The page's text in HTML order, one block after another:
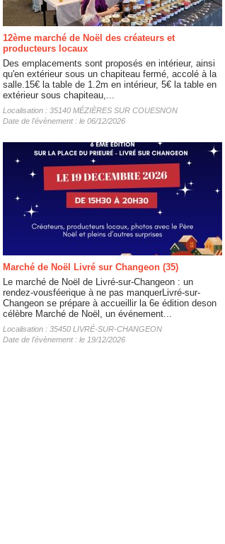
12ème marché de Noël des créateurs et
producteurs locaux
Des emplacements sont proposés en intérieur, ainsi
qu'en extérieur sous un chapiteau fermé, accolé à la
salle.15€ la table de 1.2m en intérieur, 5€ la table en
extérieur sous chapiteau,...
Localisation : 35140 MÉZIÈRES SUR COUESNON
Date de l'évènement : le 06/12/2026
Marché de Noël Livré sur Changeon (35)
Le marché de Noël de Livré-sur-Changeon : un
rendez-vousféerique à ne pas manquerLivré-sur-
Changeon se prépare à accueillir la 6e édition deson
célèbre Marché de Noël, un événement...
Localisation : 35450 LIVRÉ-SUR-CHANGEON
Date de l'évènement : le 19/12/2026